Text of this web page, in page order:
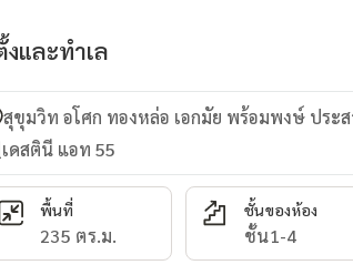
งและทำเล
สุขุมวิท อโศก ทองหล่อ เอกมัย พร้อมพงษ์ ประ
เดสตินี แอท 55
พื้นที่
235 ตร.ม.
ชั้นของห้อง
ชั้น1-4